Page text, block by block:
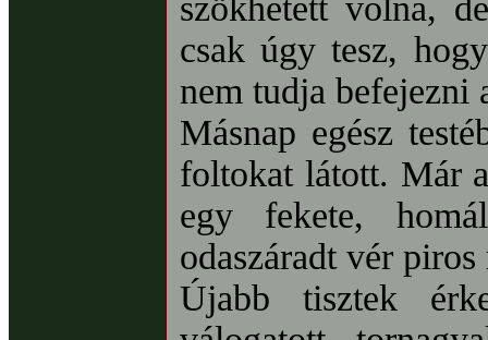
szökhetett volna,
csak úgy tesz,
nem tudja befejezni
Másnap egész
foltokat látott. Már
egy fekete,
odaszáradt vér
Újabb tisztek